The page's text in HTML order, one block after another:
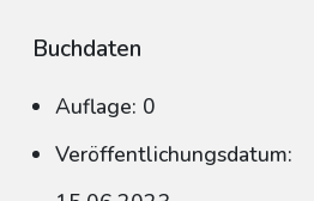
Buchdaten
Auflage: 0
Veröffentlichungsdatum: